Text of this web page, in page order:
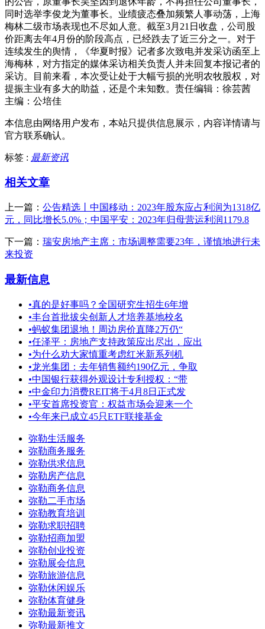
同时选举李俊龙为董事长。业绩疲态叠加频繁人事动荡，上海
梅林二级市场表现也不尽如人意。截至3月21日收盘，公司股
价距离去年4月份的阶段高点，已经跌去了近三分之一。对于
连续发生的舆情，《华夏时报》记者多次致电并发采访函至上
海梅林，对方指定的媒体采访相关负责人并未回复本报记者的
采访。目前来看，本次受让处于大幅亏损的光明农牧股权，对
提振主业有多大的助益，还是个未知数。责任编辑：徐芸茜
主编：公培佳
本信息由网络用户发布， 本站只提供信息展示，内容详情请与
官方联系确认。
标签 : 最新资讯
相关文章
上一篇： 公告精选丨中国移动：2023年股东应占利润为1318亿
元，同比增长5.0%；中国平安：2023年归母营运利润1179.8
下一篇： 瑞安房地产主席：市场调整需要23年，谨慎地进行未
来投资
最新信息
•真的是好事吗？全国研究生招生6年增
•丰台首批拔尖创新人才培养基地校名
•蚂蚁集团退地！周边房价直降2万仍“
•任泽平：房地产支持政策应出尽出，应出
•为什么劝大家慎重考虑红米新系列机
•龙光集团：去年销售额约190亿元，争取
•中国银行获得外观设计专利授权：“带
•中金印力消费REIT将于4月8日正式发
•平安首席投资官：权益市场会迎来一个
•今年来已成立45只ETF联接基金
弥勒生活服务
弥勒商务服务
弥勒供求信息
弥勒房产信息
弥勒商务信息
弥勒二手市场
弥勒教育培训
弥勒求职招聘
弥勒招商加盟
弥勒创业投资
弥勒展会信息
弥勒旅游信息
弥勒休闲娱乐
弥勒体育健身
弥勒最新资讯
弥勒最新推文